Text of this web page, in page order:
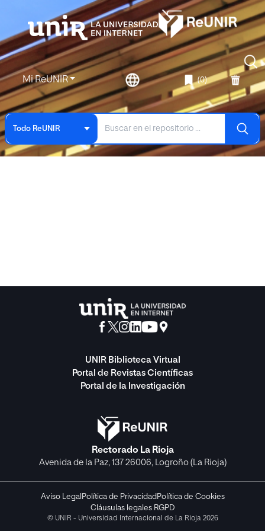
Mi ReUNIR (0)
Todo ReUNIR
UNIR Biblioteca Virtual
Portal de Revistas Científicas
Portal de la Investigación
Rectorado La Rioja
Avenida de la Paz, 137 26006, Logroño (La Rioja)
Aviso Legal Política de Privacidad Política de Cookies
Cláusulas legales RGPD
© UNIR - Universidad Internacional de La Rioja 2026